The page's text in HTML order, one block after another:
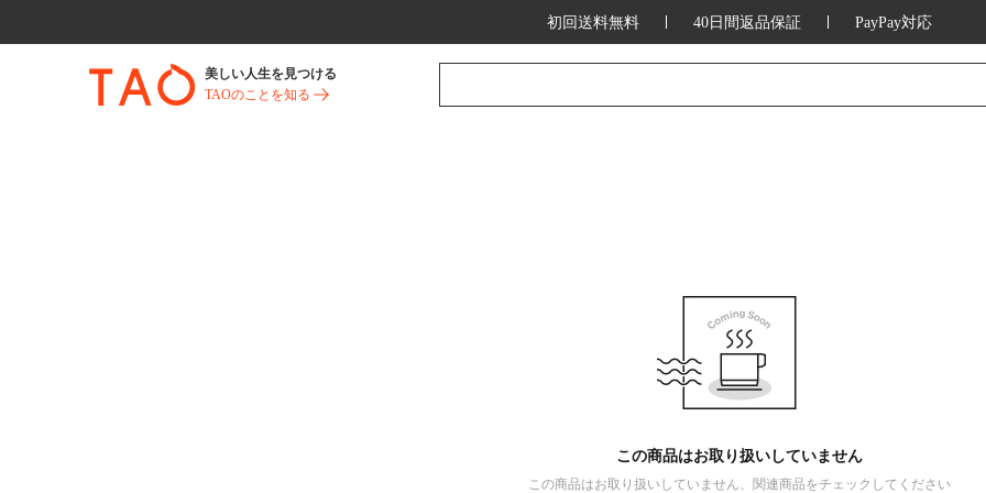
初回送料無料 40日間返品保証 PayPay対応
美しい人生を見つける
TAOのことを知る
この商品はお取り扱いしていません
この商品はお取り扱いしていません、関連商品をチェックしてください